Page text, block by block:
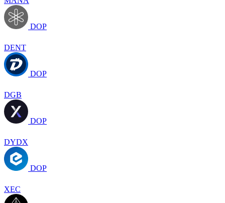
DOP
DENT
DOP
DGB
DOP
DYDX
DOP
XEC